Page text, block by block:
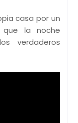
casa por un
que la noche
verdaderos